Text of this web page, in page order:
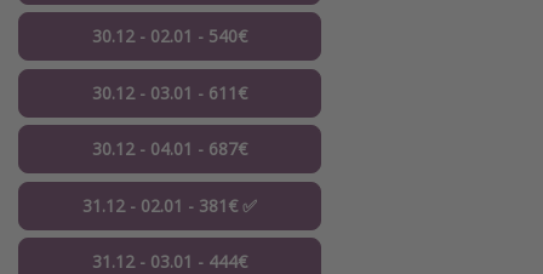
30.12 - 02.01 - 540€
30.12 - 03.01 - 611€
30.12 - 04.01 - 687€
31.12 - 02.01 - 381€ ✅
31.12 - 03.01 - 444€